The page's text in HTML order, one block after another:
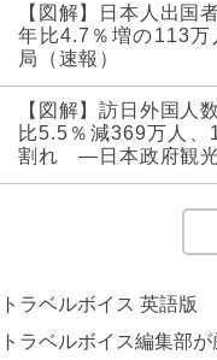
【図解】日本人出国
年比4.7％増の113
局（速報）
【図解】訪日外国人
比5.5％減369万人
割れ ―日本政府観光
トラベルボイス 英語版
トラベルボイス編集部